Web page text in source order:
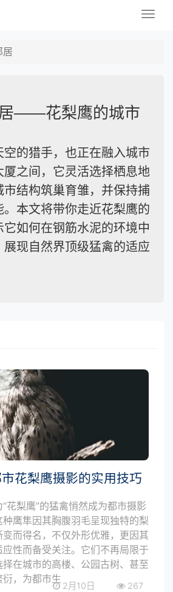
居
——花梨鹰的城市
的猎手，也正在融入城市
厦之间，它灵活选择栖息地
市结构筑巢育雏，并保持捕
本文将带你走近花梨鹰的
如何在钢筋水泥的环境中
现自然界顶级猛禽的适应
花梨鹰摄影的实用技巧
花梨鹰”的猛禽悄然成为都市摄影
鹰隼因其胸腹羽毛呈现独特的梨
而得名，不仅外形优雅，更因其
性而备受关注。它们不再局限于
在城市的高楼、公园古树、甚至
，为都市生
2月10日 267